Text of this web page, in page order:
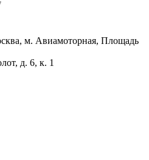
м. Авиамоторная, Площадь
д. 6, к. 1